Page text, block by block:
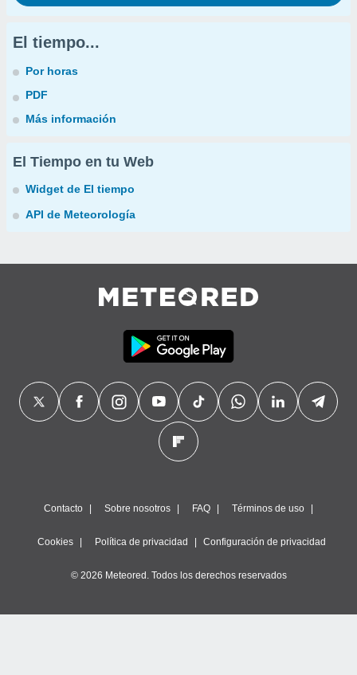
El tiempo...
Por horas
PDF
Más información
El Tiempo en tu Web
Widget de El tiempo
API de Meteorología
Contacto Sobre nosotros FAQ Términos de uso
Cookies Política de privacidad Configuración de privacidad
© 2026 Meteored. Todos los derechos reservados